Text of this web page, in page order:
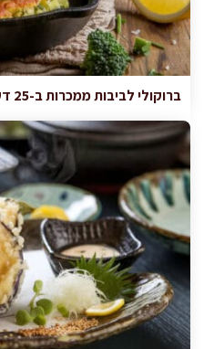
ברוקולי לביבות ממכרות ב-25 דקות, בלי טיגון עמוק